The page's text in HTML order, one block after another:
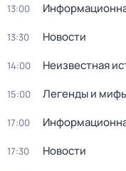
13:00
13:30 Новости
14:00 Неизвестная
15:00 Легенды и
17:00
17:30 Новости